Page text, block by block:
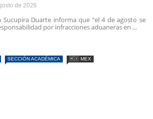
de 2026
Sucupira Duarte informa que “el 4 de agosto se
por infracciones aduaneras en ...
SECCIÓN ACADÉMICA 🇲🇽 MEX